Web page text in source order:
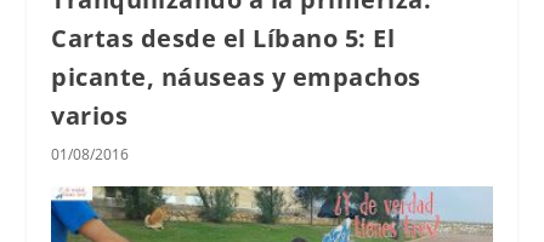
Cartas desde el Líbano 5: El
picante, náuseas y empachos
varios
01/08/2016